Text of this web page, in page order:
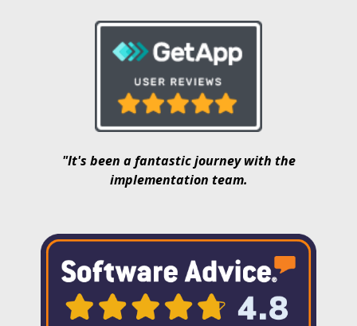
"It's been a fantastic journey with the
implementation team.